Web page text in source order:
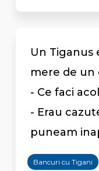
Un Tiganus
mere de un
- Ce faci
- Erau
puneam
Bancuri cu Tigani